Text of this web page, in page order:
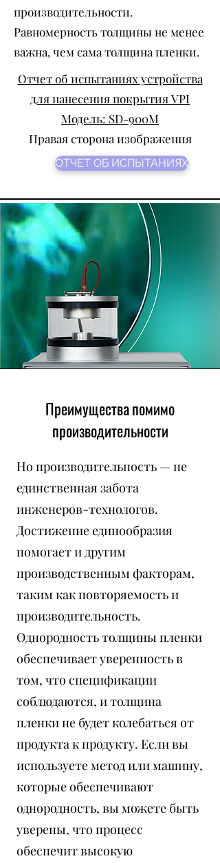
производительности.
Равномерность толщины не менее
важна, чем сама толщина пленки.
Отчет об испытаниях устройства
для нанесения покрытия VPI
Модель: SD-900M
Правая сторона изображения
ОТЧЕТ ОБ ИСПЫТАНИЯХ
Преимущества помимо
производительности
Но производительность — не
единственная забота
инженеров-технологов.
Достижение единообразия
помогает и другим
производственным факторам,
таким как повторяемость и
производительность.
Однородность толщины пленки
обеспечивает уверенность в
том, что спецификации
соблюдаются, и толщина
пленки не будет колебаться от
продукта к продукту. Если вы
используете метод или машину,
которые обеспечивают
однородность, вы можете быть
уверены, что процесс
обеспечит высокую